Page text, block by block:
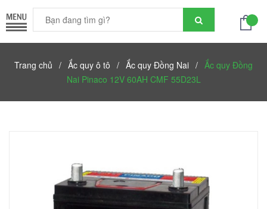
Trang chủ / Ắc quy ô tô / Ắc quy Đồng Nai / Ắc quy Đồng
Nai Pinaco 12V 60AH CMF 55D23L